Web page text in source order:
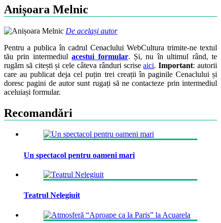
Anișoara Melnic
De același autor
Pentru a publica în cadrul Cenaclului WebCultura trimite-ne textul
tău prin intermediulacestui formular. Și, nu în ultimul rând, te
rugăm să citești și cele câteva rânduri scriseaici.Important: autorii
care au publicat deja cel puțin trei creații în paginile Cenaclului și
doresc pagini de autor sunt rugați să ne contacteze prin intermediul
aceluiași formular.
Recomandări
Un spectacol pentru oameni mari
Teatrul Nelegiuit